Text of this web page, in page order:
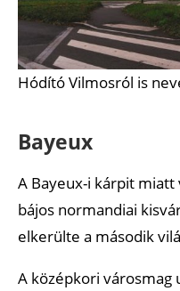
Hódító Vilmosról is
Bayeux
A Bayeux-i kárpit
bájos normandiai
elkerülte a második
A középkori városmag